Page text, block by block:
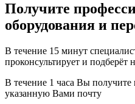
Получите
оборудования и
В течение 15 минут
проконсультирует и подберёт
В течение 1 часа Вы получите
указанную Вами почту